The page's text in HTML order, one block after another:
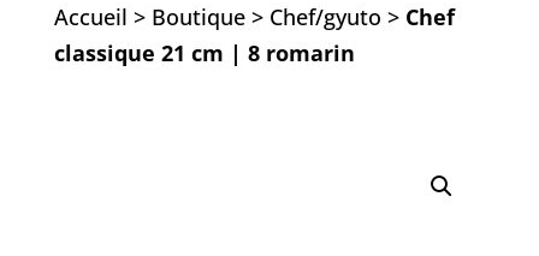
Accueil > Boutique> Chef/gyuto > Chef
classique 21 cm | 8 romarin